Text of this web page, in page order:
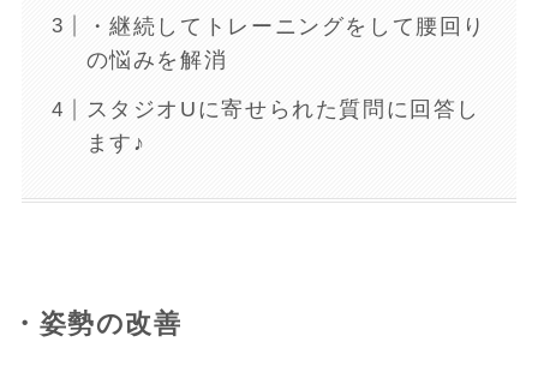
・継続してトレーニングをして腰回り
の悩みを解消
スタジオUに寄せられた質問に回答し
ます♪
・姿勢の改善